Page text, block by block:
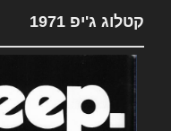
קטלוג ג'יפ 1971